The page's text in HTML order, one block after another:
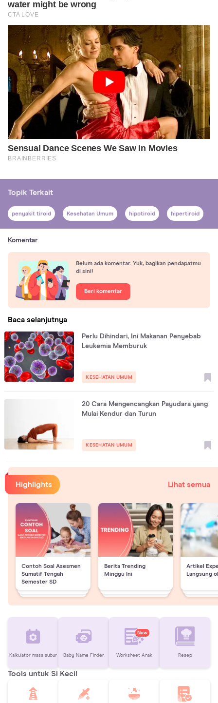
Topik Terkait
penyakit tiroid Kesehatan Umum hipotiroid hipertiroid
Komentar
Belum ada komentar. Yuk, bagikan pendapatmu
di sini!
Beri komentar
Baca selanjutnya
Perlu Dihindari, Ini Makanan Penyebab
Leukemia Memburuk
KESEHATAN UMUM
20 Cara Mengencangkan Payudara yang
Mulai Kendur dan Turun
KESEHATAN UMUM
Highlights Lihat semua
Contoh Soal Asesmen
Sumatif Tengah
Semester SD
Berita Trending
Minggu Ini
Artikel
Langsung
Kalkulator masa subur Baby Name Finder
New
Worksheet Anak Resep
Tools untuk Si Kecil